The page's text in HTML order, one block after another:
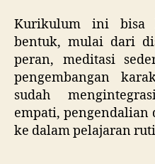
Kurikulum ini bisa
bentuk, mulai dari
peran, meditasi
pengembangan
sudah
empati,
ke dalam pelajaran